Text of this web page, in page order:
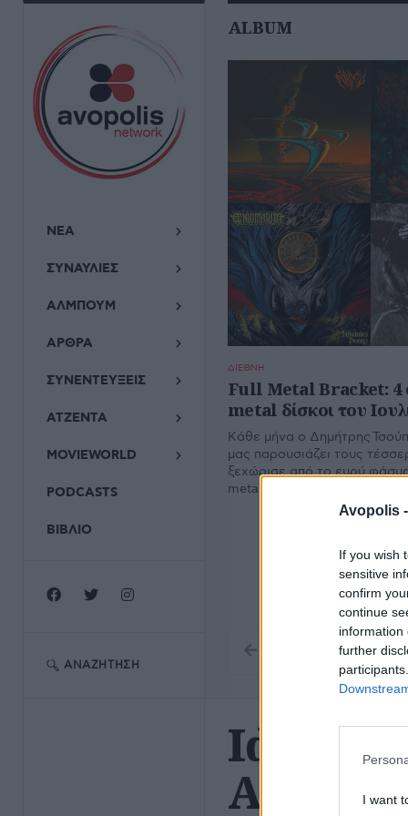
Avopolis -
If you wish
sensitive
confirm
continue
information
further
I want
ΝΕΑ
ΣΥΝΑΥΛΙΕΣ
ΑΛΜΠΟΥΜ
ΑΡΘΡΑ
ΣΥΝΕΝΤΕΥΞΕΙΣ
ΑΤΖΕΝΤΑ
MOVIEWORLD
PODCASTS
ΒΙΒΛΙΟ
ΑΝΑΖΉΤΗΣΗ
ALBUM
ΔΙΕΘΝΗ
Full Metal Bracket:
metal δίσκοι του
Κάθε μήνα ο Δημήτρης
μας παρουσιάζει τους
ξεχώρισε από το ευρύ
metal. Εδώ ο απολογισμός
Idiot
Alone